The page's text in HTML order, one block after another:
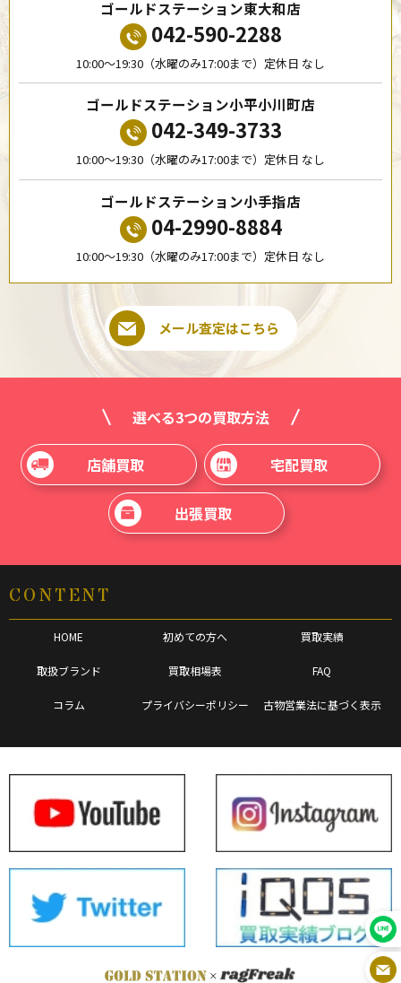
ゴールドステーション東大和店
042-590-2288
10:00〜19:30（水曜のみ17:00まで）定休日 なし
ゴールドステーション小平小川町店
042-349-3733
10:00〜19:30（水曜のみ17:00まで）定休日 なし
ゴールドステーション小手指店
04-2990-8884
10:00〜19:30（水曜のみ17:00まで）定休日 なし
メール査定はこちら
選べる3つの買取方法
店舗買取 宅配買取
出張買取
CONTENT
HOME 初めての方へ 買取実績
取扱ブランド 買取相場表 FAQ
コラム プライバシーポリシー 古物営業法に基づく表示